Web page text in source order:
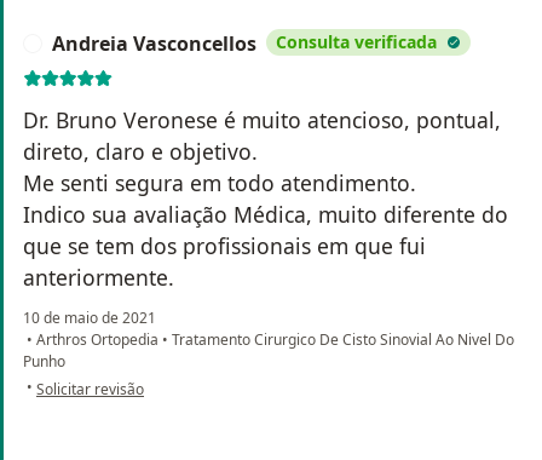
Andreia Vasconcellos Consulta verificada
Dr. Bruno Veronese é muito atencioso, pontual,
direto, claro e objetivo.
Me senti segura em todo atendimento.
Indico sua avaliação Médica, muito diferente do
que se tem dos profissionais em que fui
anteriormente.
10 de maio de 2021
• Arthros Ortopedia • Tratamento Cirurgico De Cisto Sinovial Ao Nivel Do
Punho
• na opinião do utilizador Andreia Vasconcellos
Solicitar revisão